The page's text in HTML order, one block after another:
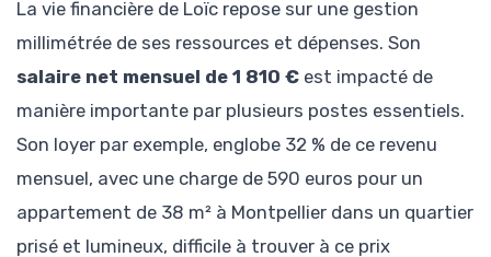
La vie financière de Loïc repose sur une gestion
millimétrée de ses ressources et dépenses. Son
salaire net mensuel de 1 810 € est impacté de
manière importante par plusieurs postes essentiels.
Son loyer par exemple, englobe 32 % de ce revenu
mensuel, avec une charge de 590 euros pour un
appartement de 38 m² à Montpellier dans un quartier
prisé et lumineux, difficile à trouver à ce prix